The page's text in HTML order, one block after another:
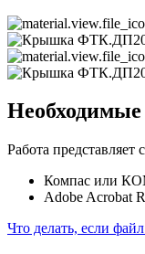
Работа
Компас или
Adobe Acrobat
Что делать, если